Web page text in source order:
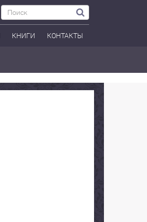
КНИГИ КОНТАКТЫ